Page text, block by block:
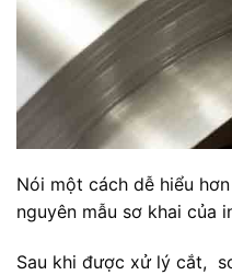
Nói một cách dễ hiểu
nguyên mẫu sơ khai của
Sau khi được xử lý cắt,